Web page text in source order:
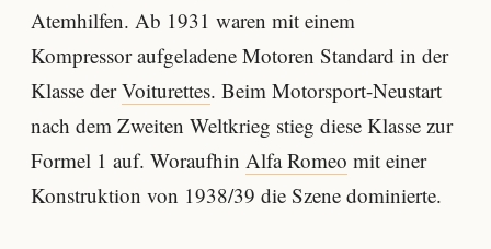
Atemhilfen. Ab 1931 waren mit einem
Kompressor aufgeladene Motoren Standard in der
Klasse derVoiturettes. Beim Motorsport-Neustart
nach dem Zweiten Weltkrieg stieg diese Klasse zur
Formel 1 auf. Woraufhin Alfa Romeo mit einer
Konstruktion von 1938/39 die Szene dominierte.